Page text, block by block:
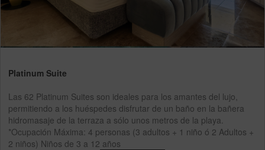
Platinum Suite
Las 62 Platinum Suites son ideales para los amantes del lujo,
permitiendo a los huéspedes disfrutar de un baño en la bañera
hidromasaje de la terraza a sólo unos metros de la playa.
*Ocupación Máxima: 4 personas (3 adultos + 1 niño ó 2 Adultos +
2 niños) Niños de 3 a 12 años